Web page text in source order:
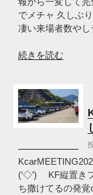
(‘ω’)
ノ”
でメチャ 久しぶ
凄い来場者数や
“ダ
ツ
竜
王
ェ
ス
お
疲
続きを読む
(‘◇’)ゞ KF縦置き
ち撒けてるの発